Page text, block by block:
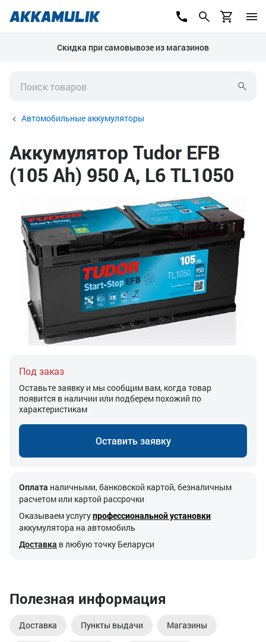
Скидка при самовывозе из магазинов
Автомобильные аккумуляторы
Аккумулятор Tudor EFB
(105 Ah) 950 А, L6 TL1050
Под заказ
Оставьте заявку и мы сообщим вам, когда товар
появится в наличии или подберем похожий по
характеристикам
Оставить заявку
Оплата наличными, банковской картой, безналичным
расчетом или картой рассрочки
Оказываем услугупрофессиональной установки
аккумулятора на автомобиль
Доставка в любую точку Беларуси
Полезная информация
Доставка Пункты выдачи Магазины